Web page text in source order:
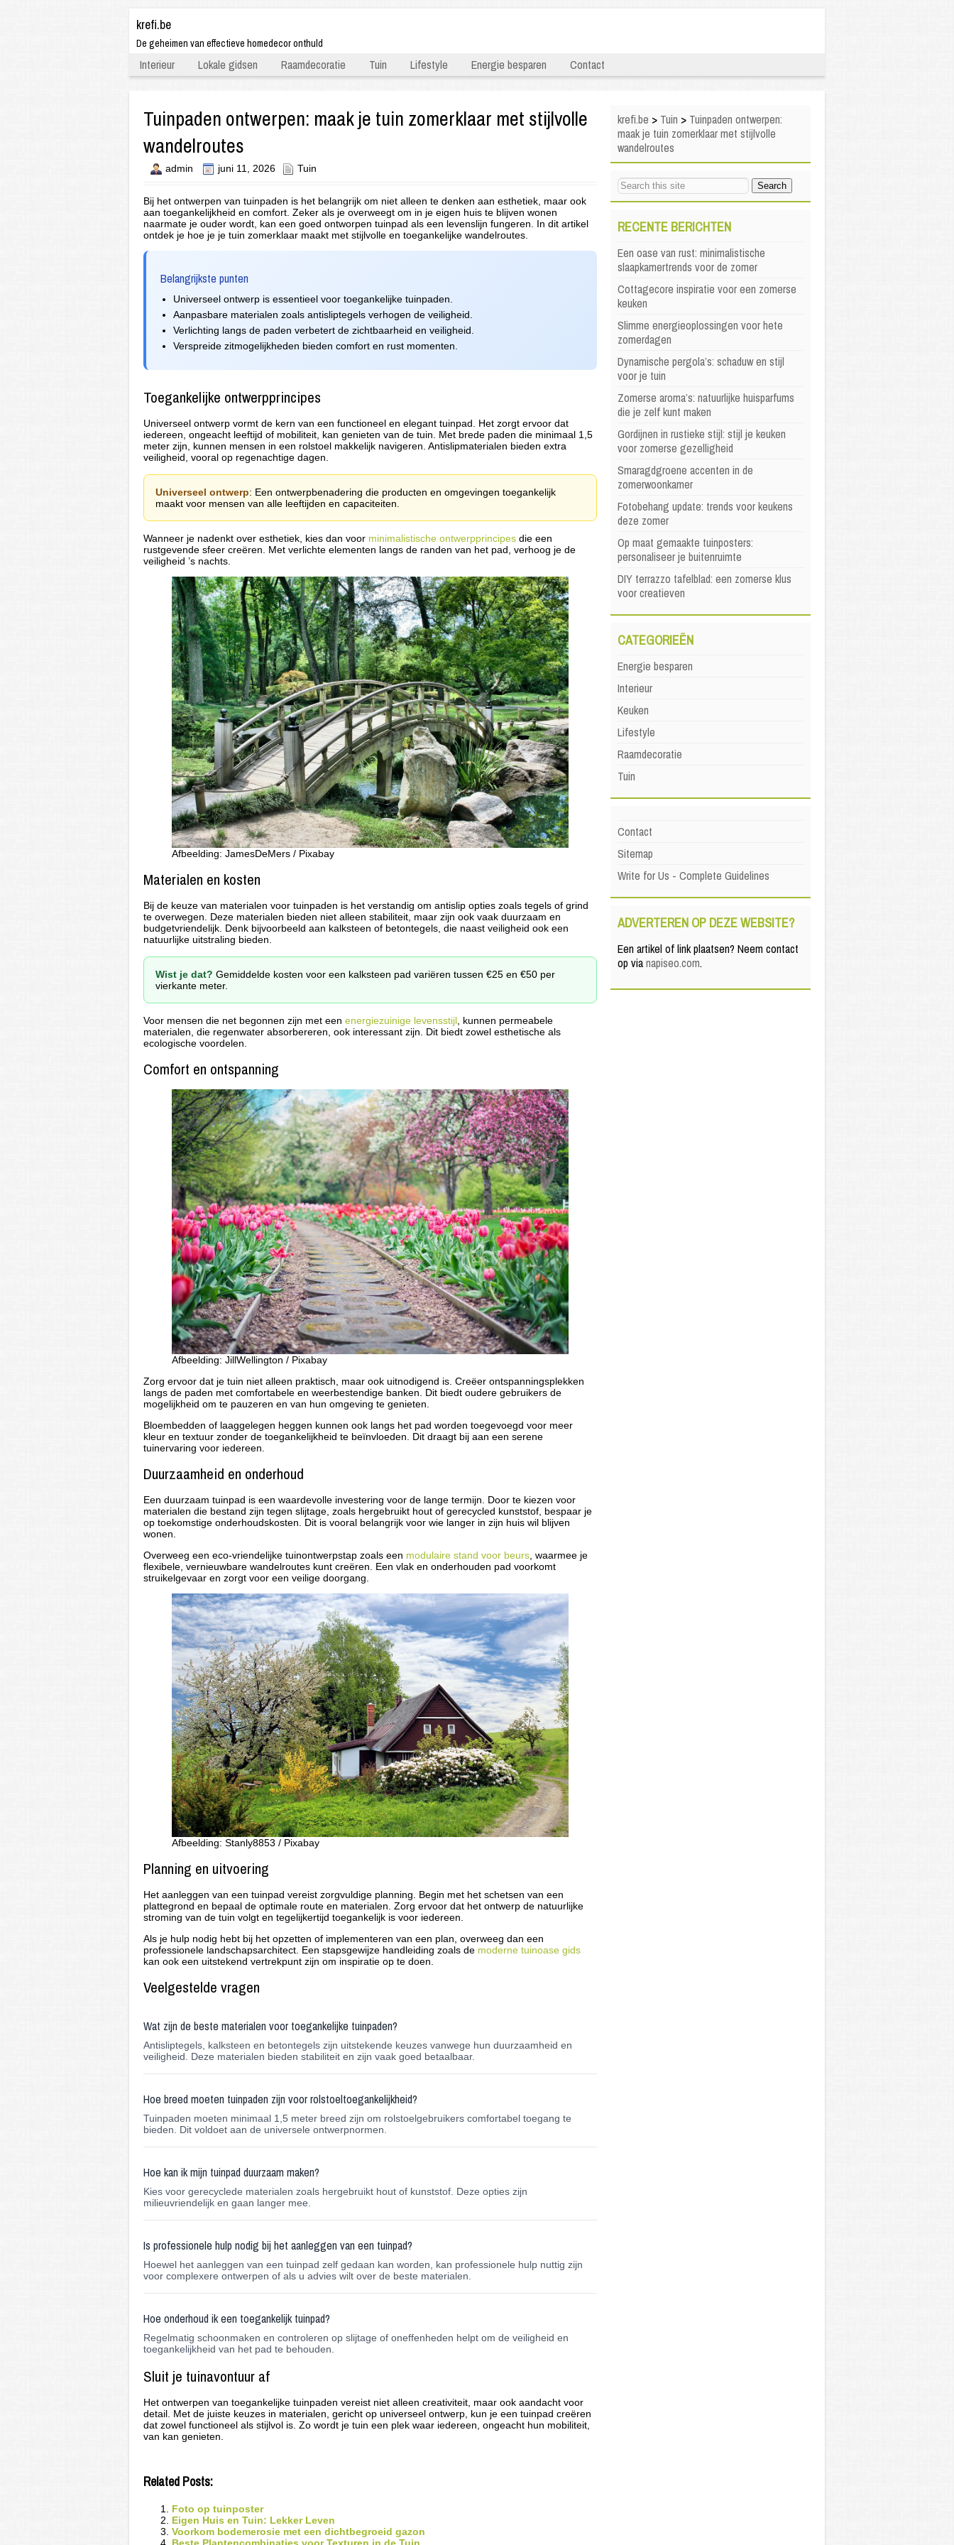
krefi.be
De geheimen van effectieve homedecor onthuld
Interieur Lokale gidsen Raamdecoratie Tuin Lifestyle Energie besparen Contact
Tuinpaden ontwerpen: maak je tuin zomerklaar met stijlvolle
wandelroutes
admin juni 11, 2026 Tuin
Bij het ontwerpen van tuinpaden is het belangrijk om niet alleen te denken aan esthetiek, maar ook
aan toegankelijkheid en comfort. Zeker als je overweegt om in je eigen huis te blijven wonen
naarmate je ouder wordt, kan een goed ontworpen tuinpad als een levenslijn fungeren. In dit artikel
ontdek je hoe je je tuin zomerklaar maakt met stijlvolle en toegankelijke wandelroutes.
Belangrijkste punten
Universeel ontwerp is essentieel voor toegankelijke tuinpaden.
Aanpasbare materialen zoals antisliptegels verhogen de veiligheid.
Verlichting langs de paden verbetert de zichtbaarheid en veiligheid.
Verspreide zitmogelijkheden bieden comfort en rust momenten.
Toegankelijke ontwerpprincipes
Universeel ontwerp vormt de kern van een functioneel en elegant tuinpad. Het zorgt ervoor dat
iedereen, ongeacht leeftijd of mobiliteit, kan genieten van de tuin. Met brede paden die minimaal 1,5
meter zijn, kunnen mensen in een rolstoel makkelijk navigeren. Antislipmaterialen bieden extra
veiligheid, vooral op regenachtige dagen.
Universeel ontwerp: Een ontwerpbenadering die producten en omgevingen toegankelijk
maakt voor mensen van alle leeftijden en capaciteiten.
Wanneer je nadenkt over esthetiek, kies dan voor minimalistische ontwerpprincipes die een
rustgevende sfeer creëren. Met verlichte elementen langs de randen van het pad, verhoog je de
veiligheid ’s nachts.
Afbeelding: JamesDeMers / Pixabay
Materialen en kosten
Bij de keuze van materialen voor tuinpaden is het verstandig om antislip opties zoals tegels of grind
te overwegen. Deze materialen bieden niet alleen stabiliteit, maar zijn ook vaak duurzaam en
budgetvriendelijk. Denk bijvoorbeeld aan kalksteen of betontegels, die naast veiligheid ook een
natuurlijke uitstraling bieden.
Wist je dat? Gemiddelde kosten voor een kalksteen pad variëren tussen €25 en €50 per
vierkante meter.
Voor mensen die net begonnen zijn met een energiezuinige levensstijl , kunnen permeabele
materialen, die regenwater absorbereren, ook interessant zijn. Dit biedt zowel esthetische als
ecologische voordelen.
Comfort en ontspanning
Afbeelding: JillWellington / Pixabay
Zorg ervoor dat je tuin niet alleen praktisch, maar ook uitnodigend is. Creëer ontspanningsplekken
langs de paden met comfortabele en weerbestendige banken. Dit biedt oudere gebruikers de
mogelijkheid om te pauzeren en van hun omgeving te genieten.
Bloembedden of laaggelegen heggen kunnen ook langs het pad worden toegevoegd voor meer
kleur en textuur zonder de toegankelijkheid te beïnvloeden. Dit draagt bij aan een serene
tuinervaring voor iedereen.
Duurzaamheid en onderhoud
Een duurzaam tuinpad is een waardevolle investering voor de lange termijn. Door te kiezen voor
materialen die bestand zijn tegen slijtage, zoals hergebruikt hout of gerecycled kunststof, bespaar je
op toekomstige onderhoudskosten. Dit is vooral belangrijk voor wie langer in zijn huis wil blijven
wonen.
Overweeg een eco-vriendelijke tuinontwerpstap zoals een modulaire stand voor beurs , waarmee je
flexibele, vernieuwbare wandelroutes kunt creëren. Een vlak en onderhouden pad voorkomt
struikelgevaar en zorgt voor een veilige doorgang.
Afbeelding: Stanly8853 / Pixabay
Planning en uitvoering
Het aanleggen van een tuinpad vereist zorgvuldige planning. Begin met het schetsen van een
plattegrond en bepaal de optimale route en materialen. Zorg ervoor dat het ontwerp de natuurlijke
stroming van de tuin volgt en tegelijkertijd toegankelijk is voor iedereen.
Als je hulp nodig hebt bij het opzetten of implementeren van een plan, overweeg dan een
professionele landschapsarchitect. Een stapsgewijze handleiding zoals de moderne tuinoase gids
kan ook een uitstekend vertrekpunt zijn om inspiratie op te doen.
Veelgestelde vragen
Wat zijn de beste materialen voor toegankelijke tuinpaden?
Antisliptegels, kalksteen en betontegels zijn uitstekende keuzes vanwege hun duurzaamheid en
veiligheid. Deze materialen bieden stabiliteit en zijn vaak goed betaalbaar.
Hoe breed moeten tuinpaden zijn voor rolstoeltoegankelijkheid?
Tuinpaden moeten minimaal 1,5 meter breed zijn om rolstoelgebruikers comfortabel toegang te
bieden. Dit voldoet aan de universele ontwerpnormen.
Hoe kan ik mijn tuinpad duurzaam maken?
Kies voor gerecyclede materialen zoals hergebruikt hout of kunststof. Deze opties zijn
milieuvriendelijk en gaan langer mee.
Is professionele hulp nodig bij het aanleggen van een tuinpad?
Hoewel het aanleggen van een tuinpad zelf gedaan kan worden, kan professionele hulp nuttig zijn
voor complexere ontwerpen of als u advies wilt over de beste materialen.
Hoe onderhoud ik een toegankelijk tuinpad?
Regelmatig schoonmaken en controleren op slijtage of oneffenheden helpt om de veiligheid en
toegankelijkheid van het pad te behouden.
Sluit je tuinavontuur af
Het ontwerpen van toegankelijke tuinpaden vereist niet alleen creativiteit, maar ook aandacht voor
detail. Met de juiste keuzes in materialen, gericht op universeel ontwerp, kun je een tuinpad creëren
dat zowel functioneel als stijlvol is. Zo wordt je tuin een plek waar iedereen, ongeacht hun mobiliteit,
van kan genieten.
Related Posts:
Foto op tuinposter
Eigen Huis en Tuin: Lekker Leven
Voorkom bodemerosie met een dichtbegroeid gazon
krefi.be > Tuin > Tuinpaden ontwerpen:
maak je tuin zomerklaar met stijlvolle
wandelroutes
RECENTE BERICHTEN
Een oase van rust: minimalistische
slaapkamertrends voor de zomer
Cottagecore inspiratie voor een zomerse
keuken
Slimme energieoplossingen voor hete
zomerdagen
Dynamische pergola’s: schaduw en stijl
voor je tuin
Zomerse aroma’s: natuurlijke huisparfums
die je zelf kunt maken
Gordijnen in rustieke stijl: stijl je keuken
voor zomerse gezelligheid
Smaragdgroene accenten in de
zomerwoonkamer
Fotobehang update: trends voor keukens
deze zomer
Op maat gemaakte tuinposters:
personaliseer je buitenruimte
DIY terrazzo tafelblad: een zomerse klus
voor creatieven
CATEGORIEËN
Energie besparen
Interieur
Keuken
Lifestyle
Raamdecoratie
Tuin
Contact
Sitemap
Write for Us - Complete Guidelines
ADVERTEREN OP DEZE WEBSITE?
Een artikel of link plaatsen? Neem contact
op vianapiseo.com.